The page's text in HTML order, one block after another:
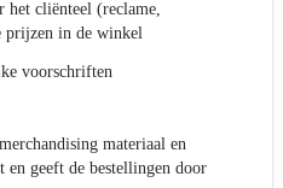
het cliënteel (reclame,
prijzen in de winkel
voorschriften
materiaal en
en geeft de bestellingen door